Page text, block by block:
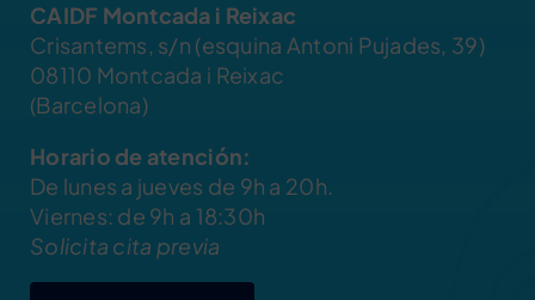
CAIDF Montcada i Reixac
Crisantems, s/n (esquina Antoni Pujades, 39)
08110 Montcada i Reixac
(Barcelona)
Horario de atención:
De lunes a jueves de 9h a 20h.
Viernes: de 9h a 18:30h
Solicita cita previa